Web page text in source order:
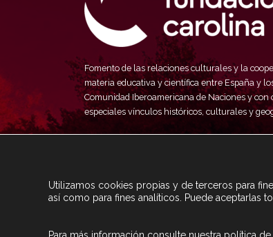
Fomento de las relaciones culturales y la
materia educativa y científica entre España y
Comunidad Iberoamericana de Naciones y con
especiales vínculos históricos, culturales y
Utilizamos cookies propias y de terceros para
así como para fines analíticos. Puede aceptarlas